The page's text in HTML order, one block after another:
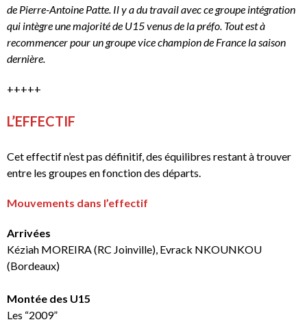
de Pierre-Antoine Patte. Il y a du travail avec ce groupe intégration
qui intègre une majorité de U15 venus de la préfo. Tout est à
recommencer pour un groupe vice champion de France la saison
dernière.
+++++
L’EFFECTIF
Cet effectif n’est pas définitif, des équilibres restant à trouver
entre les groupes en fonction des départs.
Mouvements dans l’effectif
Arrivées
Kéziah MOREIRA (RC Joinville), Evrack NKOUNKOU
(Bordeaux)
Montée des U15
Les “2009”